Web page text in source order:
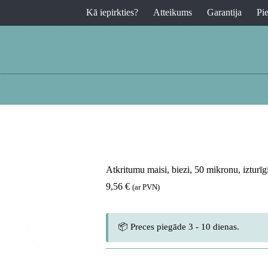
Kā iepirkties? Atteikums Garantija
Atkritumu maisi, biezi, 50 mikronu,
9,56 € (ar PVN)
📦 Preces piegāde 3 - 10 dienas.